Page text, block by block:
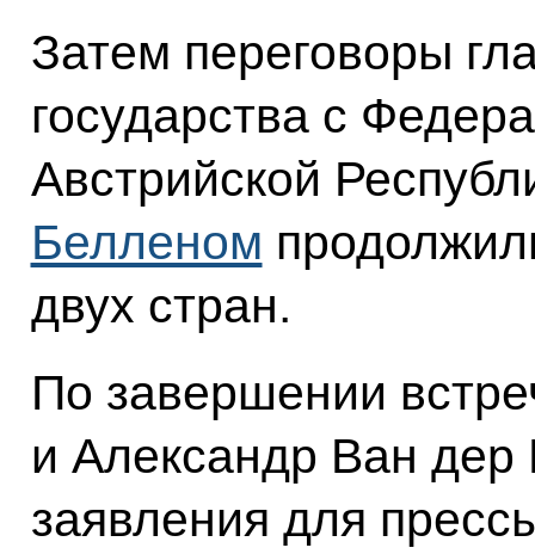
Затем переговоры
государства с
Австрийской
Белленом
двух стран.
По завершении
и Александр Ван
заявления для